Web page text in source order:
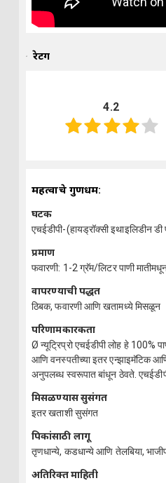
रेटिंग
4.2
महत्वाचे गुणधर्म:
घटक
एचईडीपी-(हायड्रॉक्सी इथाइलिडीन
प्रमाण
फवारणी: 1-2 ग्रॅम/लिटर पाणी
वापरण्याची पद्धत
ठिबक, फवारणी आणि खतामध्ये मिसळून
परिणामकारकता
Ø न्यूट्रिप्रो एचईडीपी लोह हे 100%
आणि वनस्पतीच्या इतर एन्झाइमॅटिक
अनुपलब्ध स्वरूपात बांधून ठेवते.
मिसळण्यास सुसंगत
इतर खताशी सुसंगत
पिकांसाठी लागू
तृणधान्ये, कडधान्ये आणि तेलबिया,
अतिरिक्त माहिती